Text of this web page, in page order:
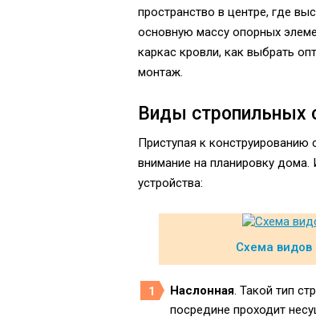
пространство в центре, где
основную массу опорных
каркас кровли, как выбрать
монтаж.
Виды стропильных
Приступая к
внимание на планировку
устройства:
Схема
Наслонная. Такой тип
посредине проходит